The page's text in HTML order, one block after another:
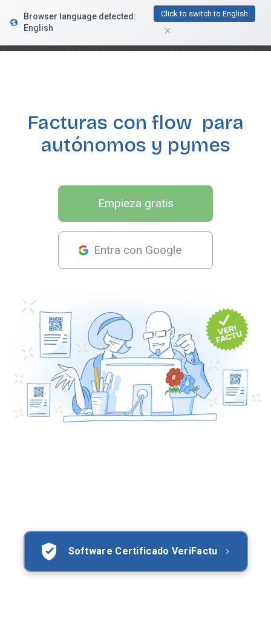
FacturaDirecta
Browser language detected:
English
Click to switch to English
Facturas con flow para
autónomos y pymes
Empieza gratis
Entra con Google
Software Certificado VeriFactu